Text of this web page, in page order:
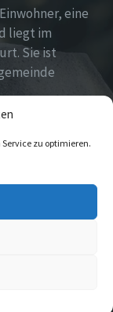
zu optimieren.
eine
liegt im
Sie ist